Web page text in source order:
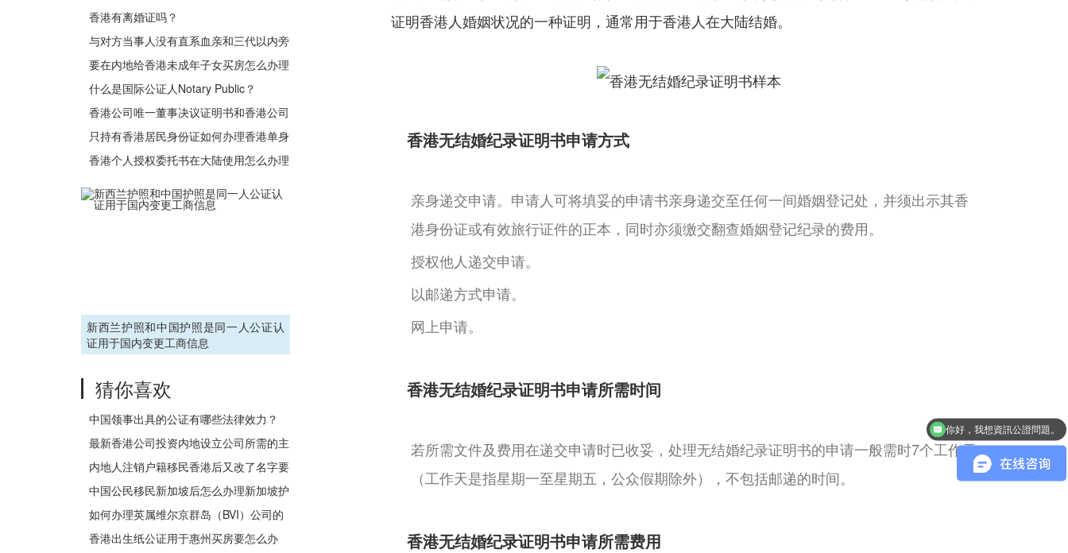
离婚判令？
香港有离婚证吗？
与对方当事人没有直系血亲和三代以内旁
系血亲关系的声明是什么意思呢？
要在内地给香港未成年子女买房怎么办理
法定监护人声明书公证呢？
什么是国际公证人Notary Public？
香港公司唯一董事决议证明书和香港公司
董事决议证明书有什么区别？
只持有香港居民身份证如何办理香港单身
证明公证用于内地购房买楼？
香港个人授权委托书在大陆使用怎么办理
公证认证？
新西兰护照和中国护照是同一人公证认
证用于国内变更工商信息
猜你喜欢
中国领事出具的公证有哪些法律效力？
最新香港公司投资内地设立公司所需的主
体公证书办理说明
内地人注销户籍移民香港后又改了名字要
如何办理公证都是同一个人呢？
中国公民移民新加坡后怎么办理新加坡护
照和原中国身份证是同一人证明公证
如何办理英属维尔京群岛（BVI）公司的
公证认证？
香港出生纸公证用于惠州买房要怎么办
证明香港人婚姻状况的一种证明，通常用于香港人在大陆结婚。
香港无结婚纪录证明书申请方式
亲身递交申请。申请人可将填妥的申请书亲身递交至任何一间婚姻登记处，并须出示其香
港身份证或有效旅行证件的正本，同时亦须缴交翻查婚姻登记纪录的费用。
授权他人递交申请。
以邮递方式申请。
网上申请。
香港无结婚纪录证明书申请所需时间
若所需文件及费用在递交申请时已收妥，处理无结婚纪录证明书的申请一般需时7个工作天
（工作天是指星期一至星期五，公众假期除外），不包括邮递的时间。
香港无结婚纪录证明书申请所需费用
你好，我想資訊公證問題。